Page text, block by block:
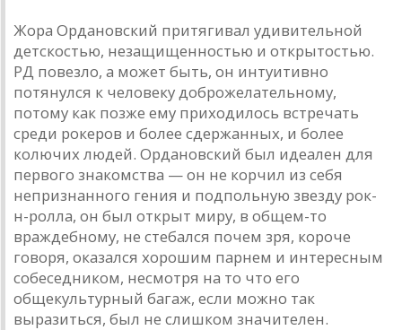
Жора Ордановский притягивал удивительной
детскостью, незащищенностью и открытостью.
РД повезло, а может быть, он интуитивно
потянулся к человеку доброжелательному,
потому как позже ему приходилось встречать
среди рокеров и более сдержанных, и более
колючих людей. Ордановский был идеален для
первого знакомства — он не корчил из себя
непризнанного гения и подпольную звезду рок-
н-ролла, он был открыт миру, в общем-то
враждебному, не стебался почем зря, короче
говоря, оказался хорошим парнем и интересным
собеседником, несмотря на то что его
общекультурный багаж, если можно так
выразиться, был не слишком значителен.